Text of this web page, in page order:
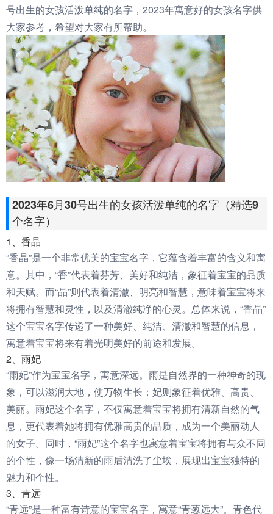
号出生的女孩活泼单纯的名字，2023年寓意好的女孩名字供
大家参考，希望对大家有所帮助。
2023年6月30号出生的女孩活泼单纯的名字（精选9
个名字）
1、香晶
“香晶”是一个非常优美的宝宝名字，它蕴含着丰富的含义和寓
意。其中，“香”代表着芬芳、美好和纯洁，象征着宝宝的品质
和天赋。而“晶”则代表着清澈、明亮和智慧，意味着宝宝将来
将拥有智慧和灵性，以及清澈纯净的心灵。总体来说，“香晶”
这个宝宝名字传递了一种美好、纯洁、清澈和智慧的信息，
寓意着宝宝将来有着光明美好的前途和发展。
2、雨妃
“雨妃”作为宝宝名字，寓意深远。雨是自然界的一种神奇的现
象，可以滋润大地，使万物生长；妃则象征着优雅、高贵、
美丽。雨妃这个名字，不仅寓意着宝宝将拥有清新自然的气
息，更代表着她将拥有优雅高贵的品质，成为一个美丽动人
的女子。同时，“雨妃”这个名字也寓意着宝宝将拥有与众不同
的个性，像一场清新的雨后清洗了尘埃，展现出宝宝独特的
魅力和个性。
3、青远
“青远”是一种富有诗意的宝宝名字，寓意“青葱远大”。青色代